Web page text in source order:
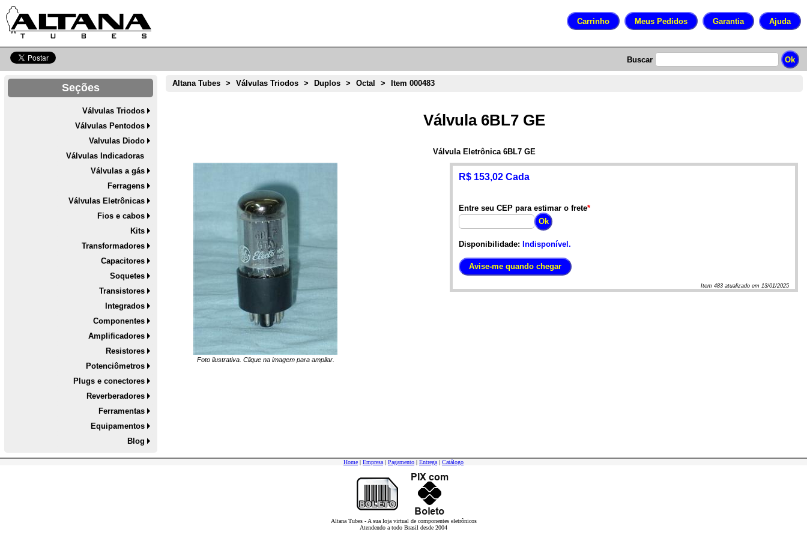
Buscar
Seções
Válvulas Triodos
Válvulas Pentodos
Valvulas Diodo
Válvulas Indicadoras
Válvulas a gás
Ferragens
Válvulas Eletrônicas
Fios e cabos
Kits
Transformadores
Capacitores
Soquetes
Transistores
Integrados
Componentes
Amplificadores
Resistores
Potenciômetros
Plugs e conectores
Reverberadores
Ferramentas
Equipamentos
Blog
Altana Tubes > Válvulas Triodos > Duplos > Octal > Item 000483
Válvula 6BL7 GE
Válvula Eletrônica 6BL7 GE
Foto ilustrativa. Clique na imagem para ampliar.
R$ 153,02 Cada
Entre seu CEP para estimar o frete*
Disponibilidade: Indisponível.
Item483 atualizado em 13/01/2025
Home | Empresa | Pagamento | Entrega | Catálogo
Altana Tubes - A sua loja virtual de componentes eletrônicos
Atendendo a todo Brasil desde 2004